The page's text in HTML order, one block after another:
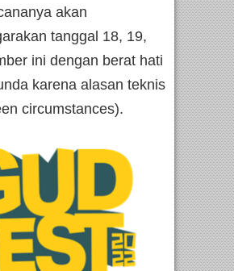
akan
tanggal 18, 19,
ini dengan berat hati
karena alasan teknis
circumstances).